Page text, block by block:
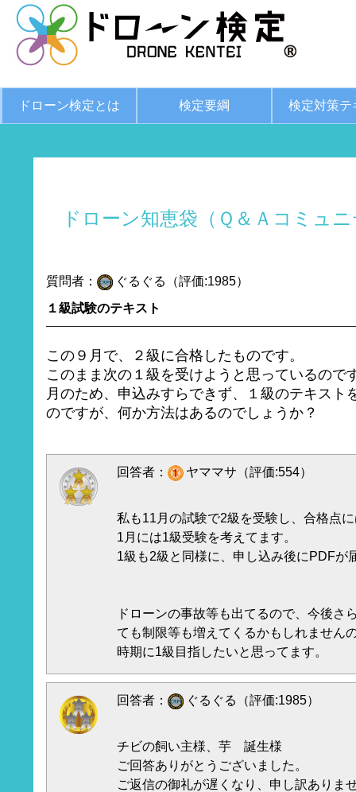
ドローン検定とは 検定要綱 検定対策テ
ドローン知恵袋（Ｑ＆Ａコミュ
質問者：
ぐるぐる（評価:1985）
１級試験のテキスト
この９月で、２級に合格したものです。
このまま次の１級を受けようと思っているので
月のため、申込みすらできず、１級のテキスト
のですが、何か方法はあるのでしょうか？
回答者： ヤママサ（評価:554）
私も11月の試験で2級を受験し、合格点
1月には1級受験を考えてます。
1級も2級と同様に、申し込み後にPDFが
ドローンの事故等も出てるので、今後さ
ても制限等も増えてくるかもしれません
時期に1級目指したいと思ってます。
回答者： ぐるぐる（評価:1985）
チビの飼い主様、芋 誕生様
ご回答ありがとうございました。
ご返信の御礼が遅くなり、申し訳ありま